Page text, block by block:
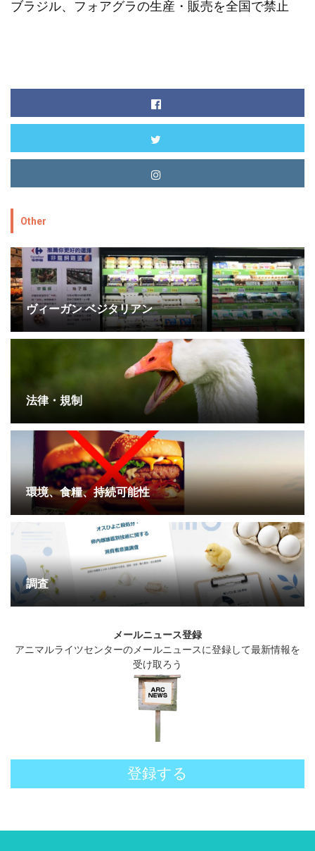
ブラジル、フォアグラの生産・販売を全国で禁止
Other
ヴィーガン ベジタリアン
法律・規制
環境、食糧、持続可能性
調査
メールニュース登録
アニマルライツセンターのメールニュースに登録して最新情報を
受け取ろう
登録する